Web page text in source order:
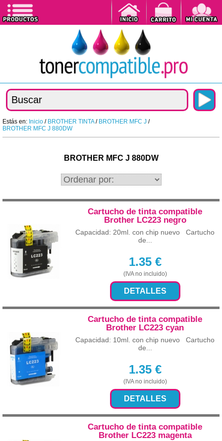
Estás en: Inicio / BROTHER TINTA/ BROTHER MFC J /
BROTHER MFC J 880DW
BROTHER MFC J 880DW
Cartucho de tinta compatible
Brother LC223 negro
Capacidad: 20ml. con chip nuevo Cartucho
de...
1.35€
(IVA no incluido)
DETALLES
Cartucho de tinta compatible
Brother LC223 cyan
Capacidad: 10ml. con chip nuevo Cartucho
de...
1.35€
(IVA no incluido)
DETALLES
Cartucho de tinta compatible
Brother LC223 magenta